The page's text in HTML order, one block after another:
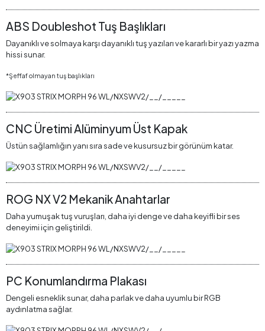
ABS Doubleshot Tuş Başlıkları
Dayanıklı ve solmaya karşı dayanıklı tuş yazıları ve kararlı bir yazı yazma
hissi sunar.
*Şeffaf olmayan tuş başlıkları
CNC Üretimi Alüminyum Üst Kapak
Üstün sağlamlığın yanı sıra sade ve kusursuz bir görünüm katar.
ROG NX V2 Mekanik Anahtarlar
Daha yumuşak tuş vuruşları, daha iyi denge ve daha keyifli bir ses
deneyimi için geliştirildi.
PC Konumlandırma Plakası
Dengeli esneklik sunar, daha parlak ve daha uyumlu bir RGB
aydınlatma sağlar.